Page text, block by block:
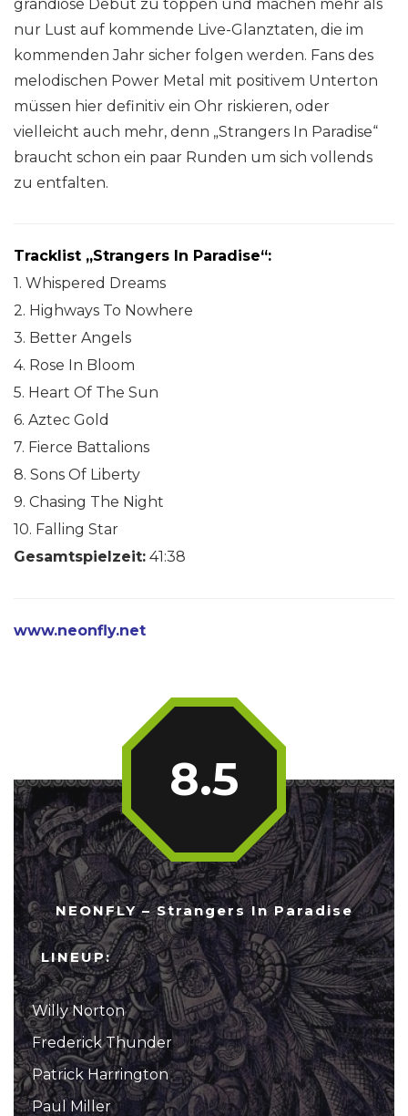
grandiose Debüt zu toppen und machen mehr als
nur Lust auf kommende Live-Glanztaten, die im
kommenden Jahr sicher folgen werden. Fans des
melodischen Power Metal mit positivem Unterton
müssen hier definitiv ein Ohr riskieren, oder
vielleicht auch mehr, denn „Strangers In Paradise“
braucht schon ein paar Runden um sich vollends
zu entfalten.
Tracklist „Strangers In Paradise“:
1. Whispered Dreams
2. Highways To Nowhere
3. Better Angels
4. Rose In Bloom
5. Heart Of The Sun
6. Aztec Gold
7. Fierce Battalions
8. Sons Of Liberty
9. Chasing The Night
10. Falling Star
Gesamtspielzeit: 41:38
www.neonfly.net
NEONFLY – Strangers In Paradise
LINEUP:
Willy Norton
Frederick Thunder
Patrick Harrington
Paul Miller
8.5